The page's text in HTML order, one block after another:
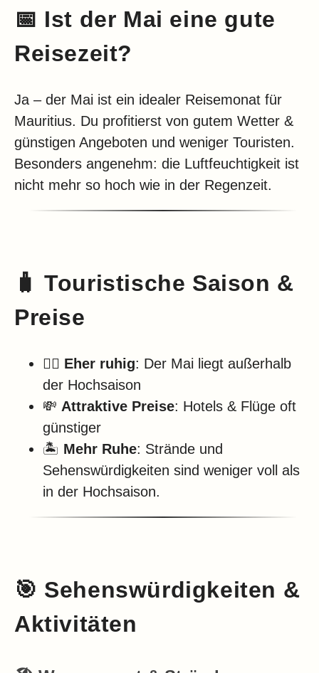
📅 Ist der Mai eine gute
Reisezeit?
Ja – der Mai ist ein idealer Reisemonat für
Mauritius. Du profitierst von gutem Wetter &
günstigen Angeboten und weniger Touristen.
Besonders angenehm: die Luftfeuchtigkeit ist
nicht mehr so hoch wie in der Regenzeit.
🧳Touristische Saison &
Preise
🧘‍♀️ Eher ruhig: Der Mai liegt außerhalb
der Hochsaison
💸 Attraktive Preise: Hotels & Flüge oft
günstiger
🏝️ Mehr Ruhe: Strände und
Sehenswürdigkeiten sind weniger voll als
in der Hochsaison.
🎯 Sehenswürdigkeiten &
Aktivitäten